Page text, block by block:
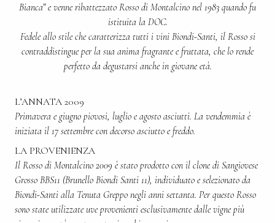
Bianca” e venne ribattezzato Rosso di Montalcino nel 1983 quando fu
istituita la DOC.
Fedele allo stile che caratterizza tutti i vini Biondi-Santi, il Rosso si
contraddistingue per la sua anima fragrante e fruttata, che lo rende
perfetto da degustarsi anche in giovane età.
L’ANNATA 2009
Primavera e giugno piovosi, luglio e agosto asciutti. La vendemmia è
iniziata il 17 settembre con decorso asciutto e freddo.
LA PROVENIENZA
Il Rosso di Montalcino 2009 è stato prodotto con il clone di Sangiovese
Grosso BBS11 (Brunello Biondi Santi 11), individuato e selezionato da
Biondi-Santi alla Tenuta Greppo negli anni settanta. Per questo Rosso
sono state utilizzate uve provenienti esclusivamente dalle vigne più